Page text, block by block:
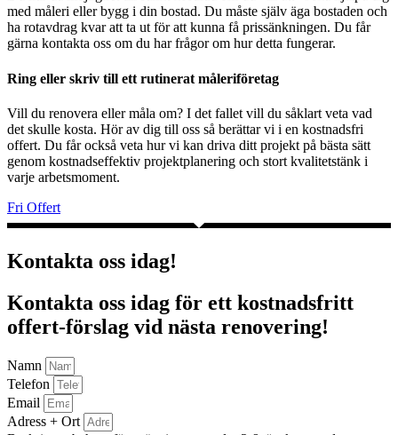
med måleri eller bygg i din bostad. Du måste själv äga bostaden och
ha rotavdrag kvar att ta ut för att kunna få prissänkningen. Du får
gärna kontakta oss om du har frågor om hur detta fungerar.
Ring eller skriv till ett rutinerat måleriföretag
Vill du renovera eller måla om? I det fallet vill du såklart veta vad
det skulle kosta. Hör av dig till oss så berättar vi i en kostnadsfri
offert. Du får också veta hur vi kan driva ditt projekt på bästa sätt
genom kostnadseffektiv projektplanering och stort kvalitetstänk i
varje arbetsmoment.
Fri Offert
Kontakta oss idag!
Kontakta oss idag för ett kostnadsfritt
offert-förslag vid nästa renovering!
Namn
Telefon
Email
Adress + Ort